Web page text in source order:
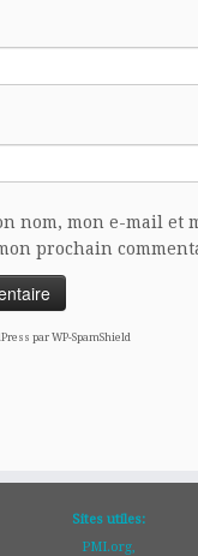
nom, mon e-mail et
prochain
par WP-SpamShield
Sites utiles:
PMI.org,